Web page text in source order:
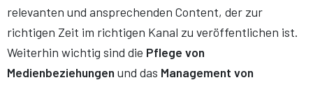
relevanten und ansprechenden Content, der zur
richtigen Zeit im richtigen Kanal zu veröffentlichen ist.
Weiterhin wichtig sind die Pflege von
Medienbeziehungen und das Management von